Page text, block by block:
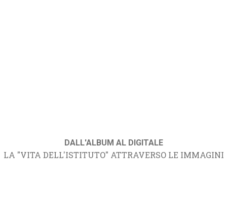
DALL'ALBUM AL DIGITALE
LA "VITA DELL'ISTITUTO" ATTRAVERSO LE IMMAGINI